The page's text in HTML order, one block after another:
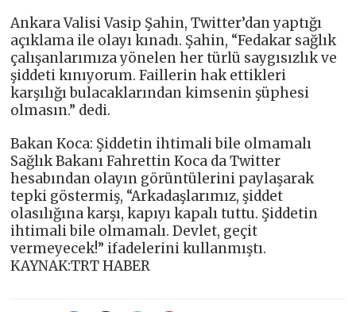
Ankara Valisi Vasip Şahin, Twitter’dan yaptığı
açıklama ile olayı kınadı. Şahin, “Fedakar sağlık
çalışanlarımıza yönelen her türlü saygısızlık ve
şiddeti kınıyorum. Faillerin hak ettikleri
karşılığı bulacaklarından kimsenin şüphesi
olmasın.” dedi.
Bakan Koca: Şiddetin ihtimali bile olmamalı
Sağlık Bakanı Fahrettin Koca da Twitter
hesabından olayın görüntülerini paylaşarak
tepki göstermiş, “Arkadaşlarımız, şiddet
olasılığına karşı, kapıyı kapalı tuttu. Şiddetin
ihtimali bile olmamalı. Devlet, geçit
vermeyecek!” ifadelerini kullanmıştı.
KAYNAK:TRT HABER